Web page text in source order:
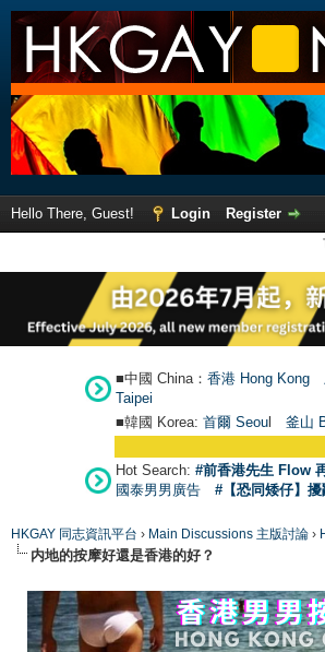
Hello There, Guest! Login
Register
■中國 China： 香港 Hong Kong
Taipei
■韓國 Korea: 首爾 Seoul 釜山
Hot Search: #前香港先生 Flow
國泰男男廣告
#【恐同矮仔】
HKGAY 同志資訊平台 › Main Discussions 主版討論 ›
内地的按摩好還是香港的好？